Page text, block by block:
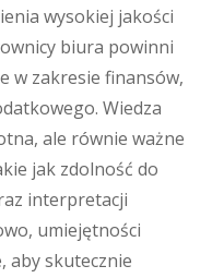
wysokiej jakości
biura powinni
w zakresie finansów,
Wiedza
ale równie ważne
jak zdolność do
interpretacji
umiejętności
aby skutecznie